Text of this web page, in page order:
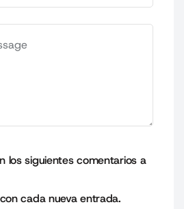
los siguientes comentarios a
cada nueva entrada.